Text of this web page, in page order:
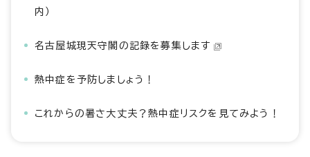
内）
名古屋城現天守閣の記録を募集します
熱中症を予防しましょう！
これからの暑さ大丈夫？熱中症リスクを見てみよう！